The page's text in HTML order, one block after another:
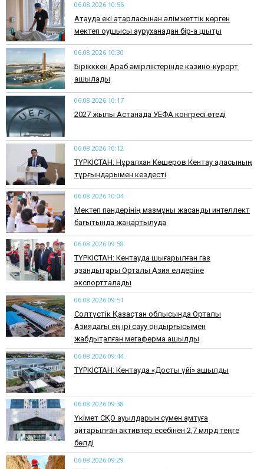
06.08.2026 10:56
Ақтауда екі қатарласынан әлімжеттік көрген
мектеп оқушысы ауруханадан бір-ақ шықты
06.08.2026 10:30
Бірікккен Араб әмірліктерінде казино-курорт
ашылады
06.08.2026 10:17
2027 жылы Астанада УЕФА конгресі өтеді
06.08.2026 10:12
ТҮРКІСТАН: Нұралхан Көшеров Кентау қаласының
тұрғындарымен кездесті
06.08.2026 10:04
Мектеп пәндерінің мазмұны жасанды интеллект
бағытында жаңартылуда
06.08.2026 09:58
ТҮРКІСТАН: Кентауда шығарылған газ
қазандықтары Орталық Азия елдеріне
экспортталады
06.08.2026 09:51
Солтүстік Қазақстан облысында Орталық
Азиядағы ең ірі сауу қондырғысымен
жабдықталған мегаферма ашылды
06.08.2026 09:44
ТҮРКІСТАН: Кентауда «Достық үйі» ашылды
06.08.2026 09:38
Үкімет СҚО ауылдарын сумен қамтуға
қайтарылған активтер есебінен 2,7 млрд теңге
бөлді
06.08.2026 09:29